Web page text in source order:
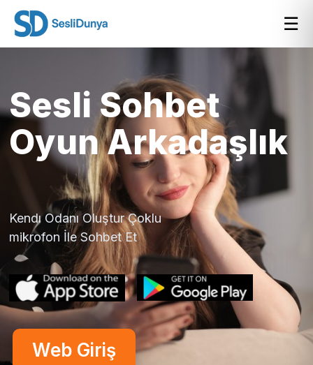
☰
Sesli Sohbet
Oyun Arkadaşlık
Kendı Odanı Oluştur Çoklu
mikrofon İle Sohbet Et
Web Giriş